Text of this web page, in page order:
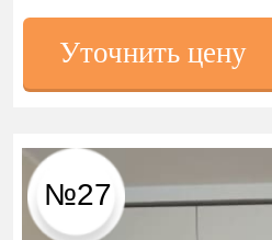
Уточнить цену
№27